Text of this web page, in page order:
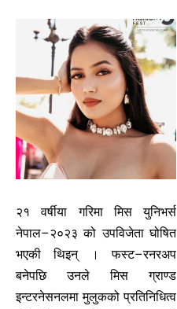
२१ वर्षीया गरिमा मिस युनिभर्स
नेपाल–२०२३ को उपविजेता घोषित
भएकी थिइन् । फस्ट–रनरअप
बनेपछि उनले मिस ग्राण्ड
इन्टरनेसनलमा मुलुकको प्रतिनिधित्व